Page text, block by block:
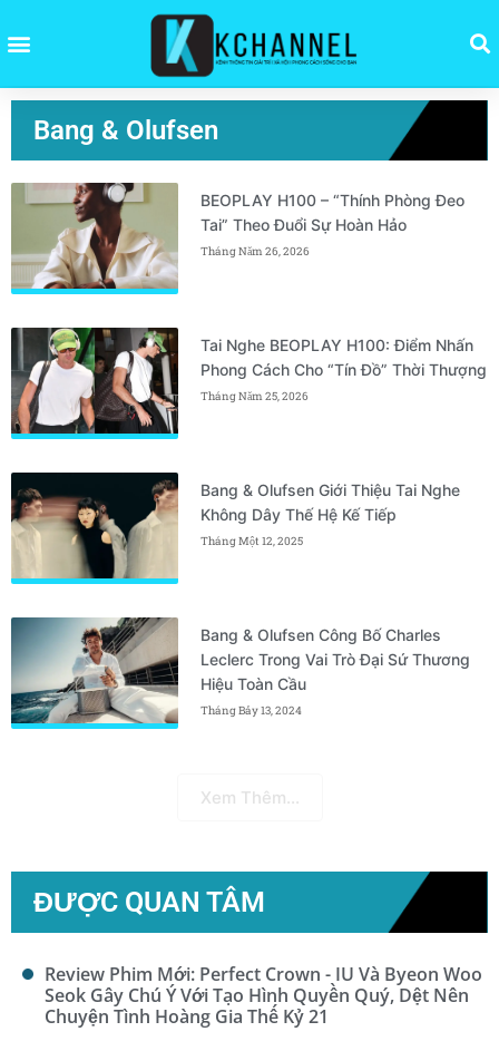
Bang & Olufsen
BEOPLAY H100 – “Thính Phòng Đeo
Tai” Theo Đuổi Sự Hoàn Hảo
Tháng Năm 26, 2026
Tai Nghe BEOPLAY H100: Điểm Nhấn
Phong Cách Cho “Tín Đồ” Thời Thượng
Tháng Năm 25, 2026
Bang & Olufsen Giới Thiệu Tai Nghe
Không Dây Thế Hệ Kế Tiếp
Tháng Một 12, 2025
Bang & Olufsen Công Bố Charles
Leclerc Trong Vai Trò Đại Sứ Thương
Hiệu Toàn Cầu
Tháng Bảy 13, 2024
Xem Thêm...
ĐƯỢC QUAN TÂM
Review Phim Mới: Perfect Crown - IU Và Byeon Woo
Seok Gây Chú Ý Với Tạo Hình Quyền Quý, Dệt Nên
Chuyện Tình Hoàng Gia Thế Kỷ 21